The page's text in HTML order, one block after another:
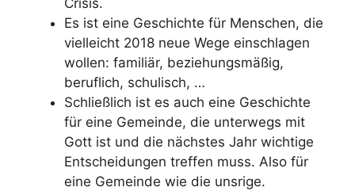
Crisis.
Es ist eine Geschichte für Menschen, die
vielleicht 2018 neue Wege einschlagen
wollen: familiär, beziehungsmäßig,
beruflich, schulisch, …
Schließlich ist es auch eine Geschichte
für eine Gemeinde, die unterwegs mit
Gott ist und die nächstes Jahr wichtige
Entscheidungen treffen muss. Also für
eine Gemeinde wie die unsrige.